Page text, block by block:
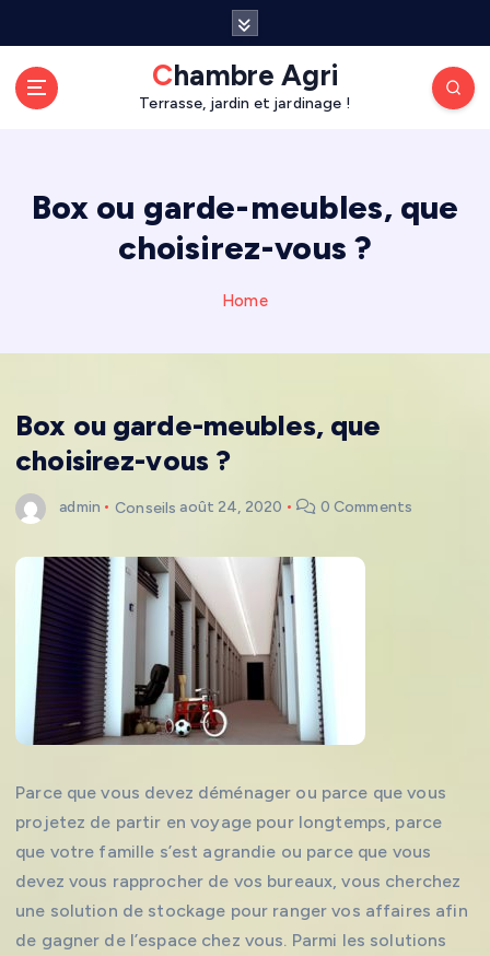
Chambre Agri
Terrasse, jardin et jardinage !
Box ou garde-meubles, que
choisirez-vous ?
Home
Box ou garde-meubles, que
choisirez-vous ?
admin Conseils août 24, 2020 0 Comments
Parce que vous devez déménager ou parce que vous
projetez de partir en voyage pour longtemps, parce
que votre famille s’est agrandie ou parce que vous
devez vous rapprocher de vos bureaux, vous cherchez
une solution de stockage pour ranger vos affaires afin
de gagner de l’espace chez vous. Parmi les solutions